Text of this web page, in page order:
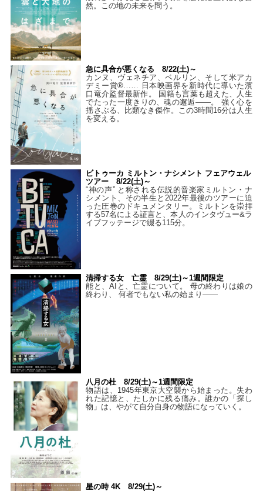
然。この地の未来を問う。
急に具合が悪くなる 8/22(土)～
カンヌ、ヴェネチア、ベルリン、そして米アカ
デミー賞®…… 日本映画界を新時代に導いた濱
口竜介監督最新作。 国籍も言葉も超えた、人生
でたった一度きりの、魂の邂逅――。 強く心を
揺さぶる、比類なき傑作。この3時間16分は人生
を変える。
ビトゥーカ ミルトン・ナシメント フェアウェル
ツアー 8/22(土)～
“神の声” と称される伝説的音楽家ミルトン・ナ
シメント、その半生と2022年最後のツアーに迫
った圧巻のドキュメンタリー。ミルトンを崇拝
する57名による証言と、本人のインタヴュー&ラ
イブフッテージで綴る115分。
清掃する女 亡霊 8/29(土)～1週間限定
能と、AIと、亡霊について。 母の終わりは娘の
終わり、 何者でもない私の始まり――
八月の杜 8/29(土)～1週間限定
物語は、1945年東京大空襲から始まった。失わ
れた記憶と、たしかに残る痛み。誰かの「探し
物」は、やがて自分自身の物語になっていく。
星の時 4K 8/29(土)～